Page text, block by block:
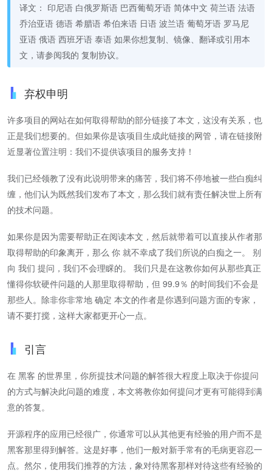
译文： 印尼语 白俄罗斯语 巴西葡萄牙语 简体中文 荷兰语 法语
乔治亚语 德语 希腊语 希伯来语 日语 波兰语 葡萄牙语 罗马尼
亚语 俄语 西班牙语 泰语 如果你想复制、镜像、翻译或引用本
文，请参阅我的 复制协议。
弃权申明
许多项目的网站在如何取得帮助的部分链接了本文，这没有关系，也
正是我们想要的。但如果你是该项目生成此链接的网管，请在链接附
近显著位置注明：我们不提供该项目的服务支持！
我们已经领教了没有此说明带来的痛苦，我们将不停地被一些白痴纠
缠，他们认为既然我们发布了本文，那么我们就有责任解决世上所有
的技术问题。
如果你是因为需要帮助正在阅读本文，然后就带着可以直接从作者那
取得帮助的印象离开，那么 你 就不幸成了我们所说的白痴之一。 别
向 我们 提问，我们不会理睬的。 我们只是在这教你如何从那些真正
懂得你软硬件问题的人那里取得帮助，但 99.9％ 的时间我们不会是
那些人。除非你非常地 确定 本文的作者是你遇到问题方面的专家，
请不要打搅，这样大家都更开心一点。
引言
在 黑客 的世界里，你所提技术问题的解答很大程度上取决于你提问
的方式与解决此问题的难度，本文将教你如何提问才更有可能得到满
意的答复。
开源程序的应用已经很广，你通常可以从其他更有经验的用户而不是
黑客那里得到解答。这是好事，他们一般对新手常有的毛病更容忍一
点。然尔，使用我们推荐的方法，象对待黑客那样对待这些有经验的